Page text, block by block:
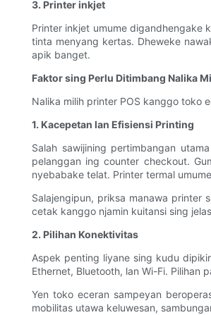
3. Printer inkjet
Printer inkjet umume digandhengake
tinta menyang kertas. Dheweke
apik banget.
Faktor sing Perlu Ditimbang Nalika
Nalika milih printer POS kanggo toko
1. Kacepetan lan Efisiensi Printing
Salah sawijining pertimbangan
pelanggan ing counter checkout.
nyebabake telat. Printer termal
Salajengipun, priksa manawa printer
cetak kanggo njamin kuitansi sing
2. Pilihan Konektivitas
Aspek penting liyane sing kudu
Ethernet, Bluetooth, lan Wi-Fi.
Yen toko eceran sampeyan
mobilitas utawa keluwesan,